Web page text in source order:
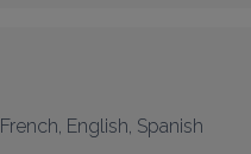
French, English, Spanish